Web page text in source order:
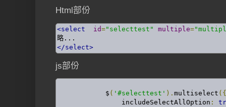
Html部份
<select id="selecttest" multiple=
</select>
js部份
            $
( '#selecttest' ). multiselect ({
                includeSelectAllOption
: